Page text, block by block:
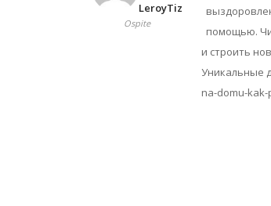
LeroyTiz
Ospite
помощью.
и строить
Уникальные
na-domu-